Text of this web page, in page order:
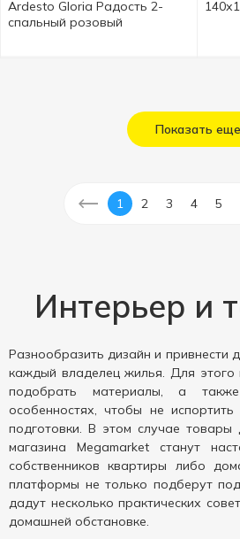
Ardesto Gloria Радость 2-
спальный розовый
Показать еще
1 2 3 4 5
Интерьер и
Разнообразить дизайн и привнести
каждый владелец жилья. Для этого
подобрать материалы, а
особенностях, чтобы не
подготовки. В этом случае
магазина Megamarket станут
собственников квартиры либо
платформы не только подберут
дадут несколько практических
домашней обстановке.